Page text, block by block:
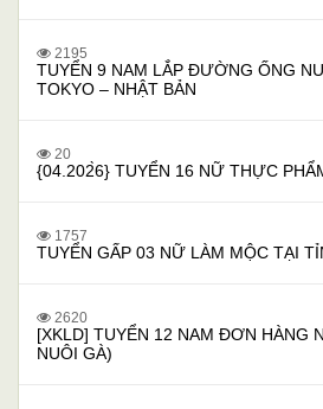
2195
TUYỂN 9 NAM LẮP ĐƯỜNG ỐNG
TOKYO – NHẬT BẢN
20
{04.202̀6} TUYỂN 16 NỮ THỰC
1757
TUYỂN GẤP 03 NỮ LÀM MỘC TẠI
2620
[XKLD] TUYỂN 12 NAM ĐƠN HÀNG
NUÔI GÀ)